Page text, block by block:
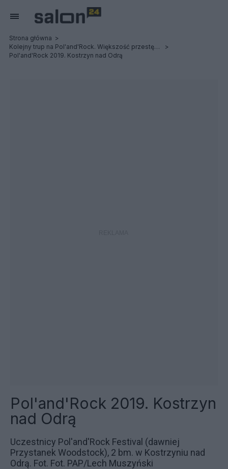
Strona główna
Kolejny trup na Pol'and'Rock. Większość przestępstw na festiwalu to narkotyki
Pol'and'Rock 2019. Kostrzyn nad Odrą
Pol'and'Rock 2019. Kostrzyn
nad Odrą
Uczestnicy Pol'and'Rock Festival (dawniej
Przystanek Woodstock), 2 bm. w Kostrzyniu nad
Odrą. Fot. Fot. PAP/Lech Muszyński